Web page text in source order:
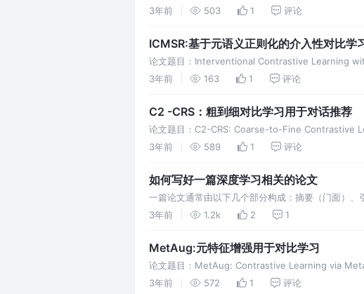
3年前
503 1 评论
ICMSR:基于元语义正则化的介入性对比学
论文题目：Interventional Contrastive Learning
3年前
163 1 评论
C2 -CRS：粗到细对比学习用于对话推荐
论文题目：C2-CRS: Coarse-to-Fine Contrastive
3年前
589 1 评论
如何写好一篇深度学习相关的论文
一篇论文通常由以下几个部分构成：摘要（门面）
完成写作。并以GCL4SR为例子进行分析 一、摘要 摘
3年前 1.2k 2 1
MetAug:元特征增强用于对比学习
论文题目：MetAug: Contrastive Learning via
3年前
572 1 评论